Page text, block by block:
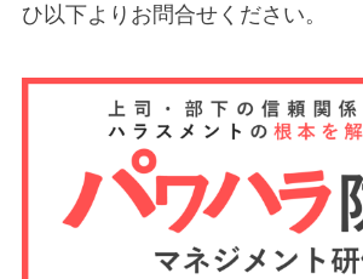
ひ以下よりお問合せください。